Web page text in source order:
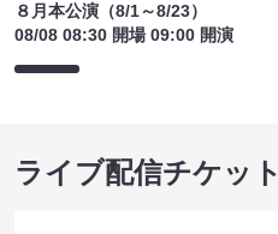
８月本公演（8/1～8/23）
08/08 08:30 開場 09:00 開演
ライブ配信チケット